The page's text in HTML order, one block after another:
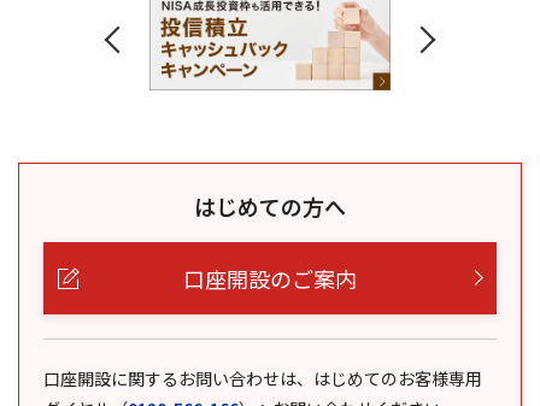
はじめての方へ
口座開設のご案内
口座開設に関するお問い合わせは、はじめてのお客様専用